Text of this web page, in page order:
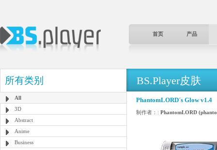
首页 产品
所有类别
All
3D
Abstract
Anime
Business
BS.Player皮肤
PhantomLORD´s Glow v1.4
制作者：: PhantomLORD